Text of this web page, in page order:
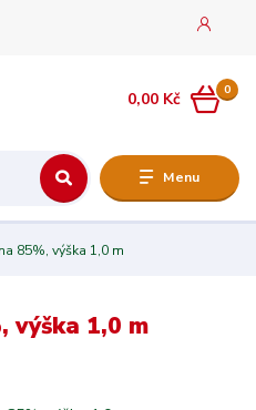
Menu
0
0,00 Kč
85%, výška 1,0 m
výška 1,0 m